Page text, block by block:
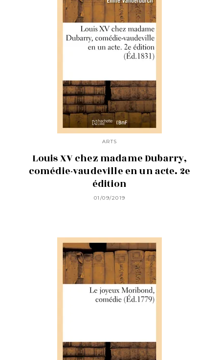
ARTS
Louis XV chez madame Dubarry,
comédie-vaudeville en un acte. 2e
édition
01/09/2019